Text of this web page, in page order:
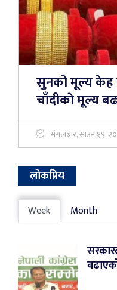
सुनको मूल्य केह
चाँदीकाे मूल्य
मंगलबार, साउन १९,
लोकप्रिय
Week Month